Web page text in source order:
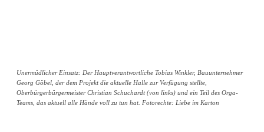
Unermüdlicher Einsatz: Der Hauptverantwortliche Tobias Winkler, Bauunternehmer
Georg Göbel, der dem Projekt die aktuelle Halle zur Verfügung stellte,
Oberbürgerbürgermeister Christian Schuchardt (von links) und ein Teil des Orga-
Teams, das aktuell alle Hände voll zu tun hat. Fotorechte: Liebe im Karton